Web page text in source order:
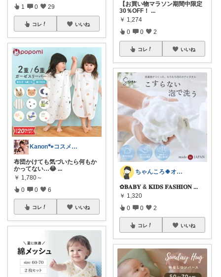
1 0 29
コレ いいね
Kanon🐾コスメ・雑貨・キッズ🐾
布団かけても気づいたら何もか
かってない…😂 ...
￥ 1,780～
0 0 6
コレ いいね
【お買い物マラソン期間中限定
30％OFF！ ...
￥ 1,274
0 0 2
コレ いいね
ちゃんころ🍀オリ写/インテリア/キッズ
✿𝐁𝐀𝐁𝐘 & 𝐊𝐈𝐃𝐒 𝐅𝐀𝐒𝐇𝐈𝐎𝐍 ...
￥ 1,320
0 0 2
コレ いいね